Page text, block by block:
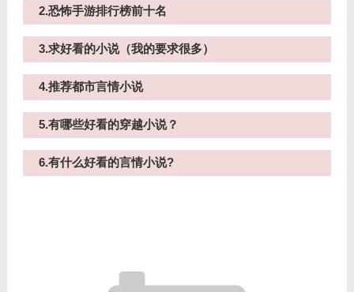
2.恐怖手游排行榜前十名
3.求好看的小说（我的要求很多）
4.推荐都市言情小说
5.有哪些好看的穿越小说？
6.有什么好看的言情小说?